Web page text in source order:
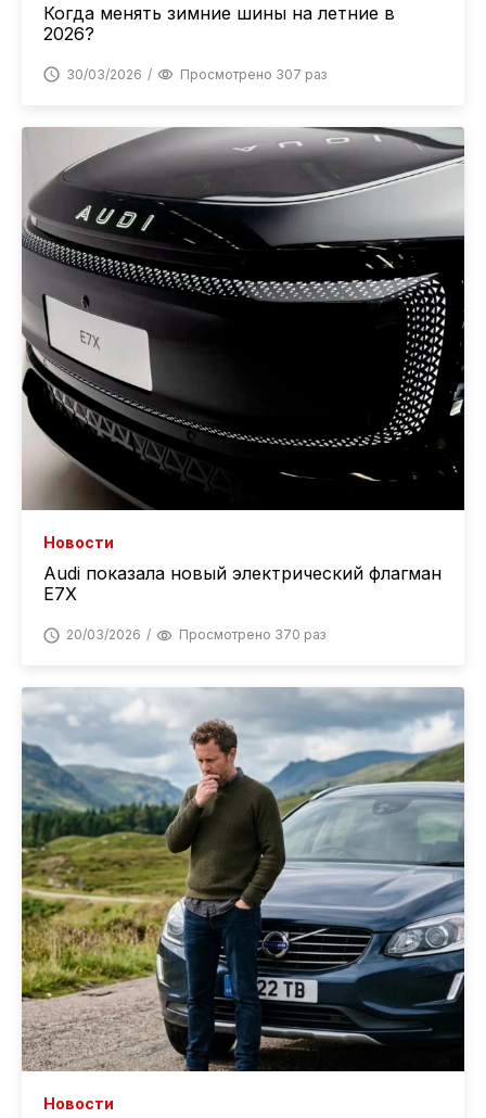
Когда менять зимние шины на летние в
2026?
30/03/2026 Просмотрено 307 раз
Новости
Audi показала новый электрический флагман
E7X
20/03/2026 Просмотрено 370 раз
Новости